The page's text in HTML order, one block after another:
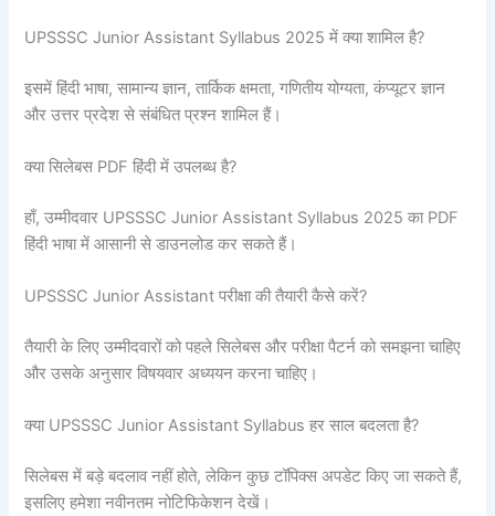
UPSSSC Junior Assistant Syllabus 2025 में क्या शामिल है?
इसमें हिंदी भाषा, सामान्य ज्ञान, तार्किक क्षमता, गणितीय योग्यता, कंप्यूटर ज्ञान
और उत्तर प्रदेश से संबंधित प्रश्न शामिल हैं।
क्या सिलेबस PDF हिंदी में उपलब्ध है?
हाँ, उम्मीदवार UPSSSC Junior Assistant Syllabus 2025 का PDF
हिंदी भाषा में आसानी से डाउनलोड कर सकते हैं।
UPSSSC Junior Assistant परीक्षा की तैयारी कैसे करें?
तैयारी के लिए उम्मीदवारों को पहले सिलेबस और परीक्षा पैटर्न को समझना चाहिए
और उसके अनुसार विषयवार अध्ययन करना चाहिए।
क्या UPSSSC Junior Assistant Syllabus हर साल बदलता है?
सिलेबस में बड़े बदलाव नहीं होते, लेकिन कुछ टॉपिक्स अपडेट किए जा सकते हैं,
इसलिए हमेशा नवीनतम नोटिफिकेशन देखें।